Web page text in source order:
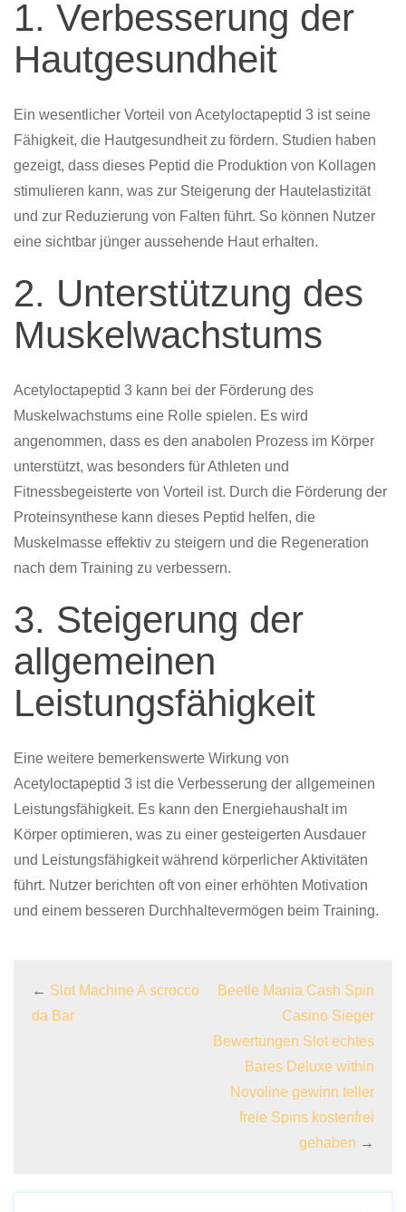
1. Verbesserung der
Hautgesundheit
Ein wesentlicher Vorteil von Acetyloctapeptid 3 ist seine
Fähigkeit, die Hautgesundheit zu fördern. Studien haben
gezeigt, dass dieses Peptid die Produktion von Kollagen
stimulieren kann, was zur Steigerung der Hautelastizität
und zur Reduzierung von Falten führt. So können Nutzer
eine sichtbar jünger aussehende Haut erhalten.
2. Unterstützung des
Muskelwachstums
Acetyloctapeptid 3 kann bei der Förderung des
Muskelwachstums eine Rolle spielen. Es wird
angenommen, dass es den anabolen Prozess im Körper
unterstützt, was besonders für Athleten und
Fitnessbegeisterte von Vorteil ist. Durch die Förderung der
Proteinsynthese kann dieses Peptid helfen, die
Muskelmasse effektiv zu steigern und die Regeneration
nach dem Training zu verbessern.
3. Steigerung der
allgemeinen
Leistungsfähigkeit
Eine weitere bemerkenswerte Wirkung von
Acetyloctapeptid 3 ist die Verbesserung der allgemeinen
Leistungsfähigkeit. Es kann den Energiehaushalt im
Körper optimieren, was zu einer gesteigerten Ausdauer
und Leistungsfähigkeit während körperlicher Aktivitäten
führt. Nutzer berichten oft von einer erhöhten Motivation
und einem besseren Durchhaltevermögen beim Training.
← Slot Machine A scrocco
da Bar
Beetle Mania Cash Spin
Casino Sieger
Bewertungen Slot echtes
Bares Deluxe within
Novoline gewinn teller
freie Spins kostenfrei
gehaben →